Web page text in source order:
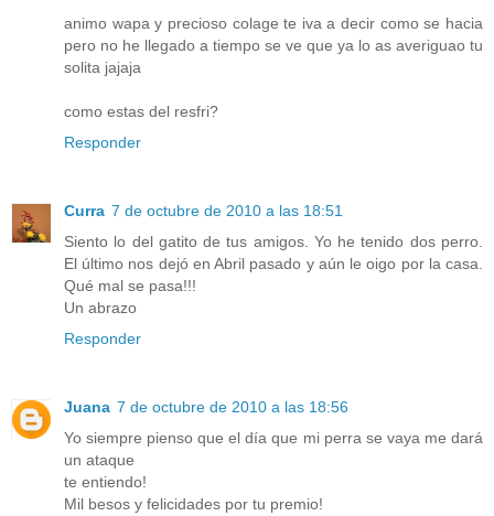
animo wapa y precioso colage te iva a decir como se hacia
pero no he llegado a tiempo se ve que ya lo as averiguao tu
solita jajaja
como estas del resfri?
Responder
Curra 7 de octubre de 2010 a las 18:51
Siento lo del gatito de tus amigos. Yo he tenido dos perro.
El último nos dejó en Abril pasado y aún le oigo por la casa.
Qué mal se pasa!!!
Un abrazo
Responder
Juana 7 de octubre de 2010 a las 18:56
Yo siempre pienso que el día que mi perra se vaya me dará
un ataque
te entiendo!
Mil besos y felicidades por tu premio!